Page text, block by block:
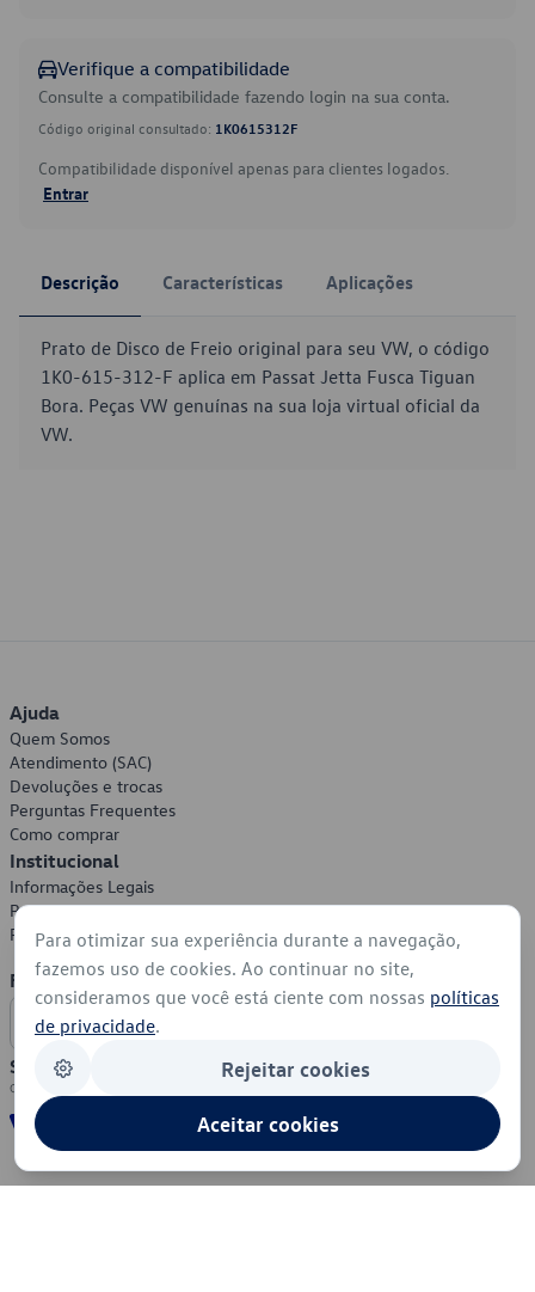
Verifique a compatibilidade
Consulte a compatibilidade fazendo login na sua conta.
Código original consultado: 1K0615312F
Compatibilidade disponível apenas para clientes logados.
Entrar
Descrição Características Aplicações
Prato de Disco de Freio original para seu VW, o código
1K0-615-312-F aplica em Passat Jetta Fusca Tiguan
Bora. Peças VW genuínas na sua loja virtual oficial da
VW.
Ajuda
Quem Somos
Atendimento (SAC)
Devoluções e trocas
Perguntas Frequentes
Como comprar
Institucional
Informações Legais
Política de Privacidade
Política de Cookies
Formas de Pagamento
Segurança
Para otimizar sua experiência durante a navegação,
fazemos uso de cookies. Ao continuar no site,
consideramos que você está ciente com nossas políticas
de privacidade.
Rejeitar cookies
Aceitar cookies